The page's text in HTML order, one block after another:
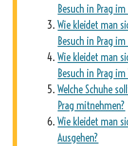
Besuch in Prag
Wie kleidet man
Besuch in Prag
Wie kleidet man
Besuch in Prag im
Welche Schuhe
Prag mitnehmen?
Wie kleidet man
Ausgehen?